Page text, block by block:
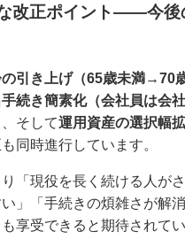
改正ポイント――今後
引き上げ（65歳未満→70
続き簡素化（会社員は会
、そして運用資産の選択幅
同時進行しています。
「現役を長く続ける人が
」「手続きの煩雑さが解
も享受できると期待されて